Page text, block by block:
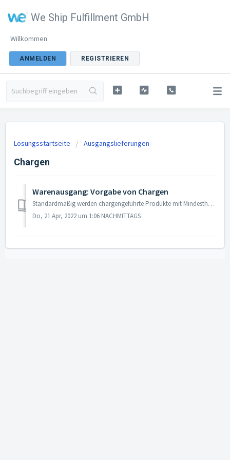
We Ship Fulfillment GmbH
Willkommen
ANMELDEN REGISTRIEREN
Lösungsstartseite Ausgangslieferungen
Chargen
Warenausgang: Vorgabe von Chargen
Standardmäßig werden chargengeführte Produkte mit Mindesthaltbarkeitsdatum aufgrund des FEFO-Prinzips (First Expiry, First Out) für Warenausgänge ausgewählt...
Do, 21 Apr, 2022 um 1:06 NACHMITTAGS